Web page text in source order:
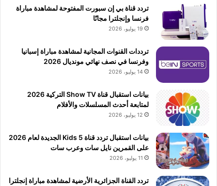
تردد قناة بي إن سبورت المفتوحة لمشاهدة مباراة
فرنسا وإنجلترا مجانًا
19 يوليو، 2026
ترددات القنوات المجانية لمشاهدة مباراة إسبانيا
وفرنسا في نصف نهائي مونديال 2026
14 يوليو، 2026
بيانات استقبال قناة Show TV التركية 2026
لمتابعة أحدث المسلسلات والأفلام
12 يوليو، 2026
بيانات استقبال تردد قناة 5 Kids الجديدة لعام 2026
على القمرين نايل سات وعرب سات
11 يوليو، 2026
تردد القناة الجزائرية الأرضية لمشاهدة مباراة إنجلترا